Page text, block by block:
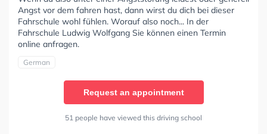
Angst vor dem fahren hast, dann wirst du dich bei dieser
Fahrschule wohl fühlen. Worauf also noch... In der
Fahrschule Ludwig Wolfgang Sie können einen Termin
online anfragen.
German
Request an appointment
51 people have viewed this driving school